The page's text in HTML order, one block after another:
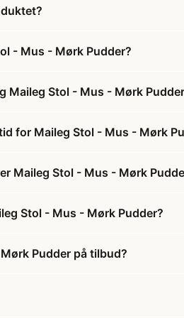
- Mus - Mørk Pudder?
Maileg Stol - Mus - Mørk
for Maileg Stol - Mus - Mørk
Maileg Stol - Mus - Mørk
Stol - Mus - Mørk Pudder?
Pudder på tilbud?